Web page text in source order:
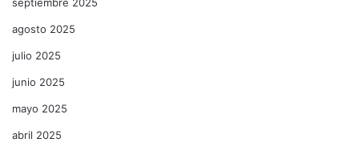
agosto 2025
julio 2025
junio 2025
mayo 2025
abril 2025